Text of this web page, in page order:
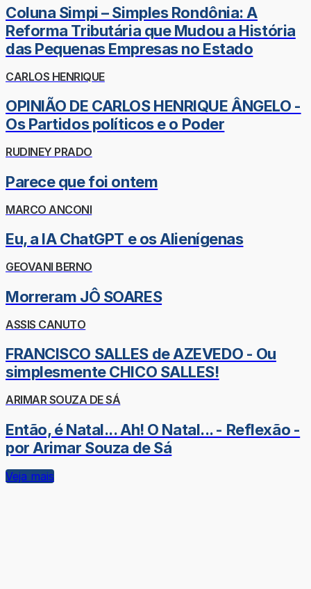
Coluna Simpi – Simples Rondônia: A
Reforma Tributária que Mudou a História
das Pequenas Empresas no Estado
CARLOS HENRIQUE
OPINIÃO DE CARLOS HENRIQUE ÂNGELO -
Os Partidos políticos e o Poder
RUDINEY PRADO
Parece que foi ontem
MARCO ANCONI
Eu, a IA ChatGPT e os Alienígenas
GEOVANI BERNO
Morreram JÔ SOARES
ASSIS CANUTO
FRANCISCO SALLES de AZEVEDO - Ou
simplesmente CHICO SALLES!
ARIMAR SOUZA DE SÁ
Então, é Natal... Ah! O Natal... - Reflexão -
por Arimar Souza de Sá
Veja mais